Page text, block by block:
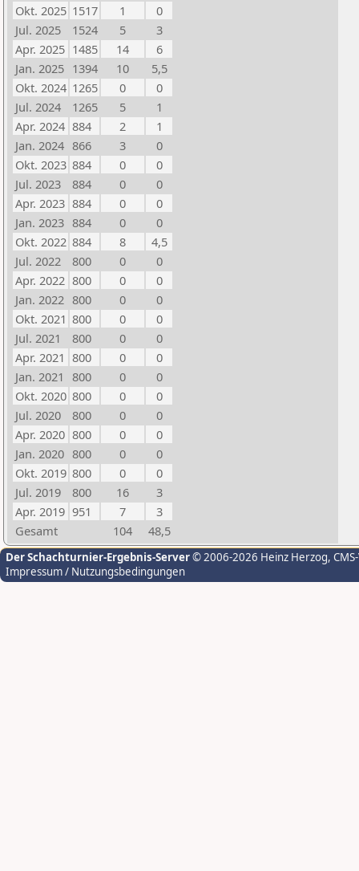
Okt. 2025 1517 1
0
Jul. 2025
1524 5
3
Apr. 2025 1485 14
6
Jan. 2025 1394 10
5,5
Okt. 2024 1265 0
0
Jul. 2024
1265 5
1
Apr. 2024 884 2
1
Jan. 2024 866 3
0
Okt. 2023 884 0
0
Jul. 2023
884 0
0
Apr. 2023 884 0
0
Jan. 2023 884 0
0
Okt. 2022 884 8
4,5
Jul. 2022
800 0
0
Apr. 2022 800 0
0
Jan. 2022 800 0
0
Okt. 2021 800 0
0
Jul. 2021
800 0
0
Apr. 2021 800 0
0
Jan. 2021 800 0
0
Okt. 2020 800 0
0
Jul. 2020
800 0
0
Apr. 2020 800 0
0
Jan. 2020 800 0
0
Okt. 2019 800 0
0
Jul. 2019
800 16
3
Apr. 2019 951 7
3
Gesamt
104 48,5
Der Schachturnier-Ergebnis-Server© 2006-2026 Heinz Herzog,
Impressum / Nutzungsbedingungen